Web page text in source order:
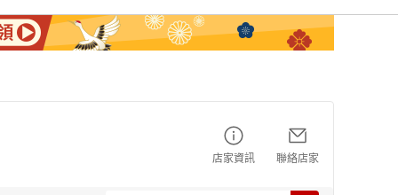
店家資訊 聯絡店家